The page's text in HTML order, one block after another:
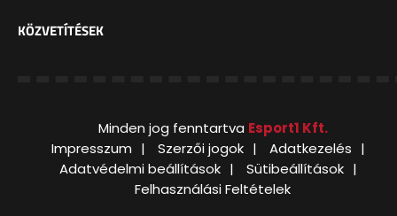
KÖZVETÍTÉSEK
Minden jog fenntartva Esport1 Kft.
Impresszum
Szerzői jogok
Adatkezelés
Adatvédelmi beállítások
Sütibeállítások
Felhasználási Feltételek